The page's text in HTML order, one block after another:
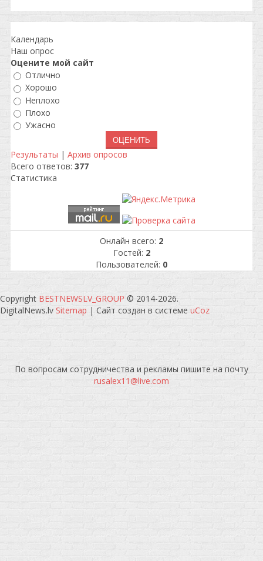
Календарь
Наш опрос
Оцените мой сайт
Отлично
Хорошо
Неплохо
Плохо
Ужасно
Результаты | Архив опросов
Всего ответов: 377
Статистика
Онлайн всего: 2
Гостей: 2
Пользователей: 0
Copyright BESTNEWSLV_GROUP © 2014-2026.
DigitalNews.lv Sitemap | Сайт создан в системе uCoz
По вопросам сотрудничества и рекламы пишите на почту
rusalex11@live.com